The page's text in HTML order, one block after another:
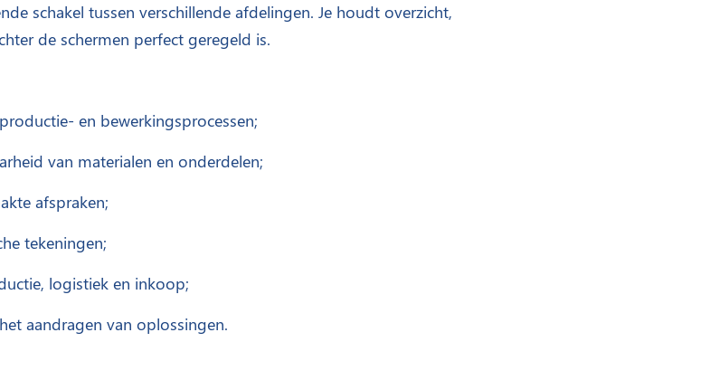
schakel tussen verschillende afdelingen. Je houdt overzicht,
de schermen perfect geregeld is.
en bewerkingsprocessen;
van materialen en onderdelen;
afspraken;
tekeningen;
logistiek en inkoop;
aandragen van oplossingen.